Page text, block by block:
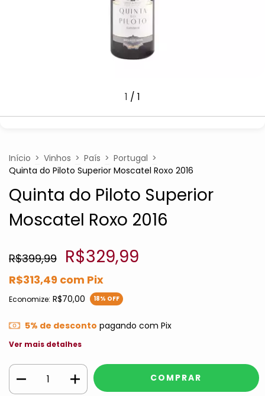
1 / 1
Início > Vinhos > País > Portugal >
Quinta do Piloto Superior Moscatel Roxo 2016
Quinta do Piloto Superior
Moscatel Roxo 2016
R$399,99 R$329,99
R$313,49 com Pix
Economize: R$70,00 18% OFF
5% de desconto pagando com Pix
Ver mais detalhes